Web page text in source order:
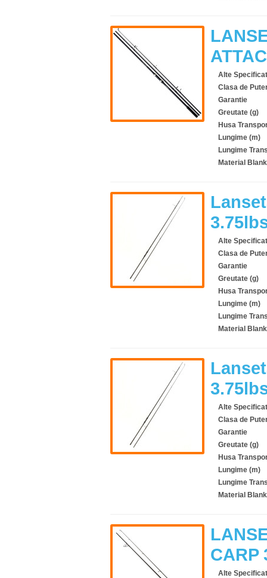
Alte
Clasa de
Garantie
Greutate (g)
Husa
Lungime (m)
Lungime
Material Blank
Alte
Clasa de
Garantie
Greutate (g)
Husa
Lungime (m)
Lungime
Material Blank
Alte
Clasa de
Garantie
Greutate (g)
Husa
Lungime (m)
Lungime
Material Blank
CARP
Alte